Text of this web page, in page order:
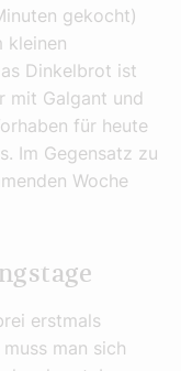
gekocht)
kleinen
Dinkelbrot ist
mit Galgant und
für heute
Im Gegensatz zu
Woche
erstmals
man sich